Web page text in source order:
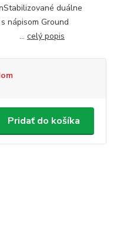
duálne
nápisom Ground
... celý popis
Pridať do košíka